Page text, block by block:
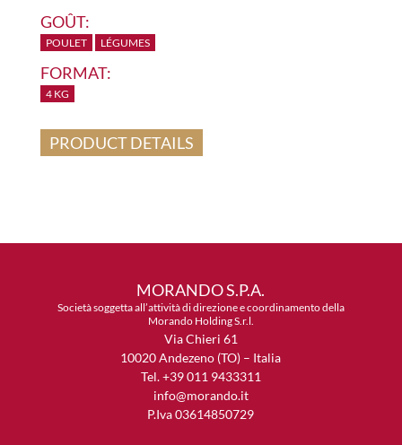
GOÛT:
POULET LÉGUMES
FORMAT:
4 KG
PRODUCT DETAILS
MORANDO S.P.A.
Società soggetta all’attività di direzione e coordinamento della
Morando Holding S.r.l.
Via Chieri 61
10020 Andezeno (TO) – Italia
Tel. +39 011 9433311
info@morando.it
P.Iva 03614850729